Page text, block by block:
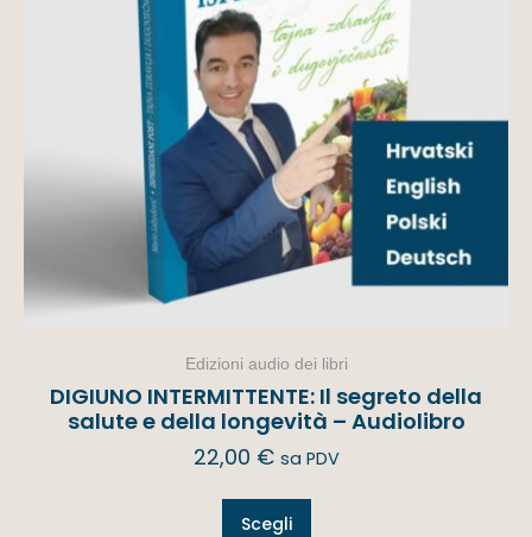
Edizioni audio dei libri
DIGIUNO INTERMITTENTE: Il segreto della
salute e della longevità – Audiolibro
22,00 € sa PDV
Scegli